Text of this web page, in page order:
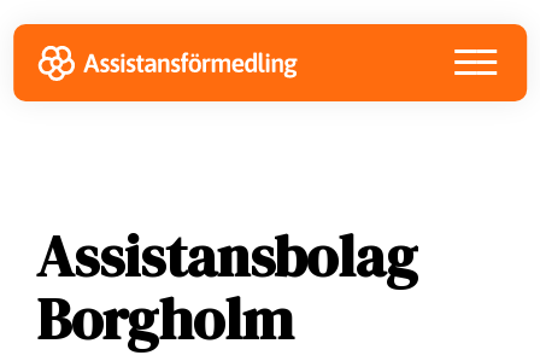
to
primary
navigation
to
main
content
to
footer
Assistansbolag
Borgholm